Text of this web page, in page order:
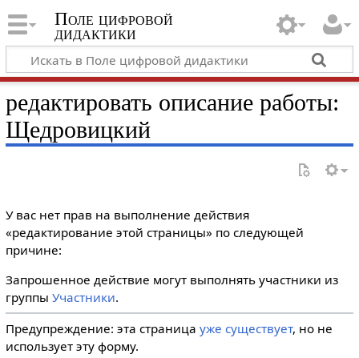
Поле цифровой
дидактики
редактировать описание работы:
Щедровицкий
У вас нет прав на выполнение действия
«редактирование этой страницы» по следующей
причине:
Запрошенное действие могут выполнять участники из
группы Участники.
Предупреждение: эта страница уже существует, но не
использует эту форму.